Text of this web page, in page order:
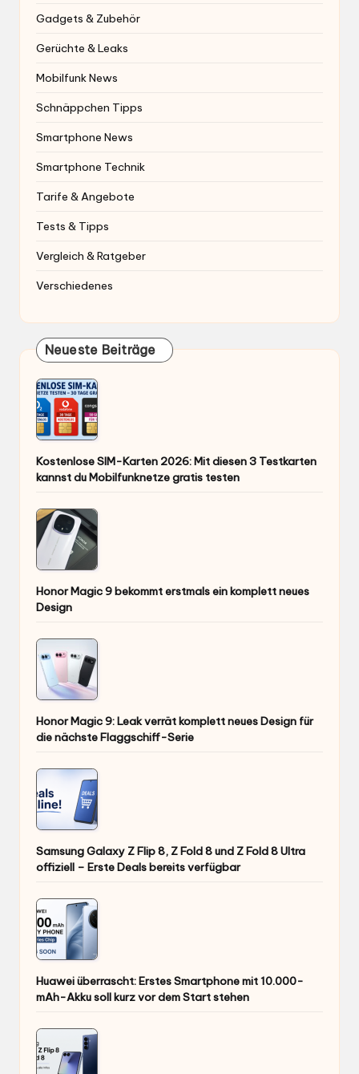
Neueste Beiträge
kannst du Mobilfunknetze gratis testen
Honor Magic 9 bekommt erstmals ein komplett neues
Design
Honor Magic 9: Leak verrät komplett neues Design für
die nächste Flaggschiff-Serie
Samsung Galaxy Z Flip 8, Z Fold 8 und Z Fold 8 Ultra
offiziell – Erste Deals bereits verfügbar
Huawei überrascht: Erstes Smartphone mit 10.000-
mAh-Akku soll kurz vor dem Start stehen
Samsung Galaxy Z Flip 8 & Galaxy Z Fold 8: Release,
Ausstattung und alle bisher bekannten Infos